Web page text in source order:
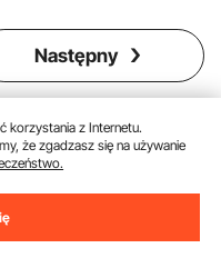
Następny
korzystania z Internetu.
że zgadzasz się na używanie